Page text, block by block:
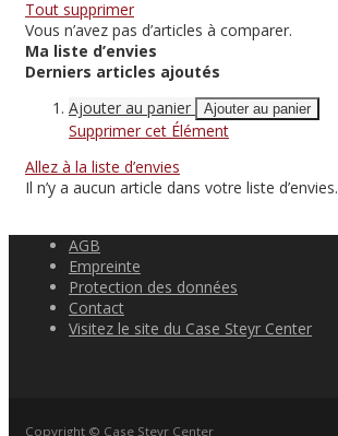
Tout supprimer
Vous n’avez pas d’articles à comparer.
Ma liste d’envies
Derniers articles ajoutés
Ajouter au panier
Ajouter au panier
Supprimer cet Élément
Allez à la liste d’envies
Il n’y a aucun article dans votre liste d’envies.
AGB
Empreinte
Protection des données
Contact
Visitez le site du Case Steyr Center
Copyright © Case Steyr Center